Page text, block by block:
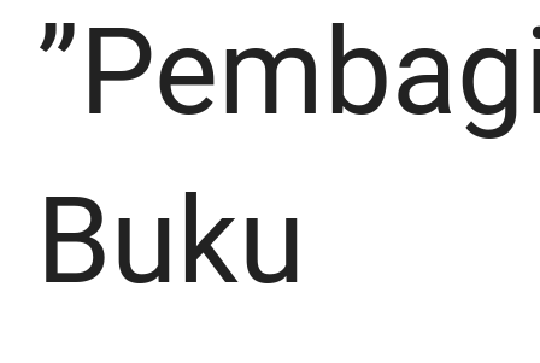
Buku